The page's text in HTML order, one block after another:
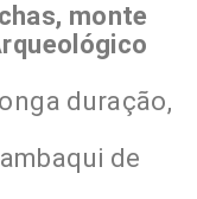
monte
duração,
de